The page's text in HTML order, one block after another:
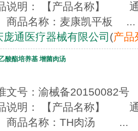
说明： 【产品名称】 通
品名称：麦康凯平板 ...
庞通医疗器械有限公司 (产品
酸酯培养基 增菌肉汤
文号：渝械备20150082
说明： 【产品名称】 通
品名称：TH肉汤 ...